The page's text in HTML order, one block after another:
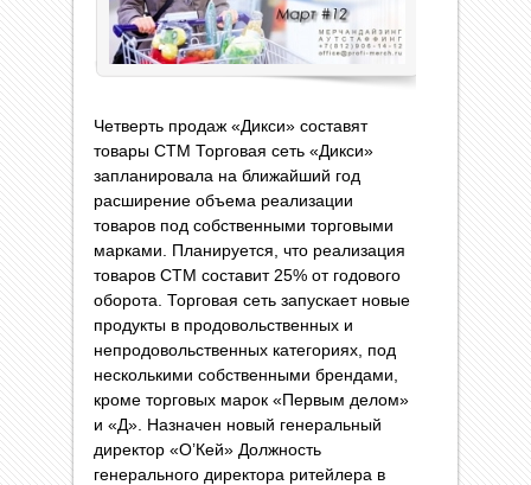
Четверть продаж «Дикси» составят
товары СТМ Торговая сеть «Дикси»
запланировала на ближайший год
расширение объема реализации
товаров под собственными торговыми
марками. Планируется, что реализация
товаров СТМ составит 25% от годового
оборота. Торговая сеть запускает новые
продукты в продовольственных и
непродовольственных категориях, под
несколькими собственными брендами,
кроме торговых марок «Первым делом»
и «Д». Назначен новый генеральный
директор «О’Кей» Должность
генерального директора ритейлера в